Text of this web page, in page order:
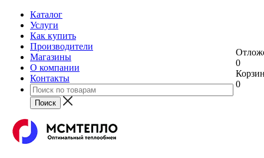
Каталог
Услуги
Как купить
Производители
Магазины
О компании
Контакты
0
0